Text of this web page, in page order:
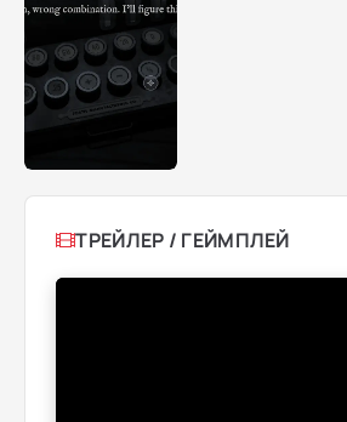
ТРЕЙЛЕР / ГЕЙМПЛЕЙ